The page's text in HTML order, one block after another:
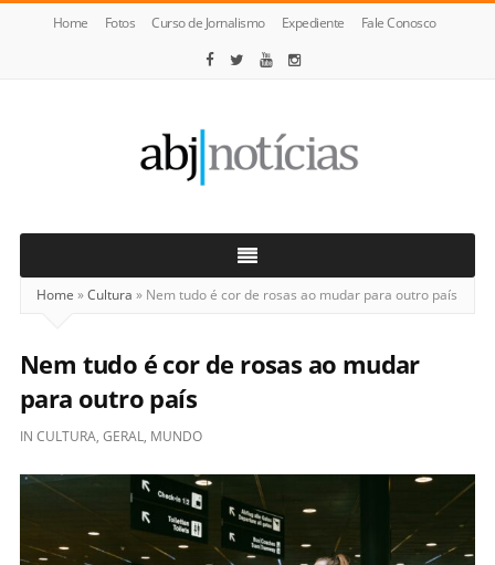
Home Fotos Curso de Jornalismo Expediente Fale Conosco
Notícias
Home »Cultura » Nem tudo é cor de rosas ao mudar para outro país
Nem tudo é cor de rosas ao mudar
para outro país
IN CULTURA, GERAL, MUNDO